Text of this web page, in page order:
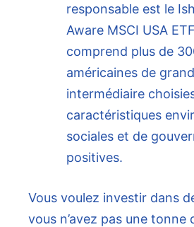
responsable est le
Aware MSCI USA
comprend plus de
américaines de
intermédiaire
caractéristiques
sociales et de
positives.
Vous voulez investir dans
vous n’avez pas une tonne